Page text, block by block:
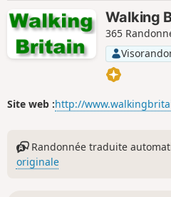
Walking
365
Site web :http://
Randonnée traduite
originale